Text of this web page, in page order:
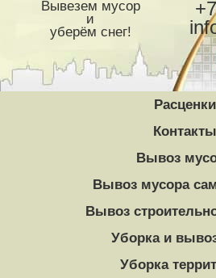
Вывезем мусор
и
уберём снег!
Расценки
Контакты
Вывоз
Вывоз мусора
Вывоз
Уборка и
Уборка